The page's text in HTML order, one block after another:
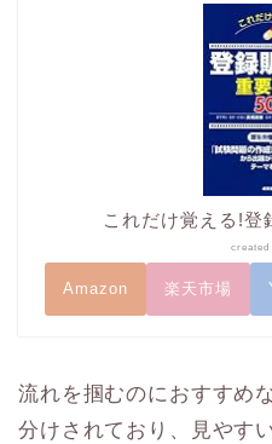
これだけ覚える!登
created
Amazon 楽天市場
流れを掴むのにおすすめ
分けされており、見やす